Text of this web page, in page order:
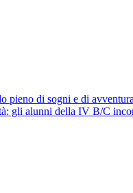
pieno di sogni e di avventura
gli alunni della IV B/C